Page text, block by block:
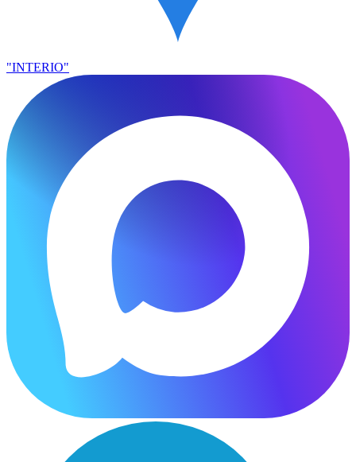
"INTERIO"